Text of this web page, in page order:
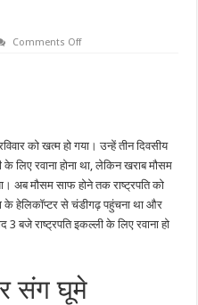
Comments Offon
को खत्म हो गया। उन्हें तीन दिवसीय
लिए रवाना होना था, लेकिन खराब मौसम
अब मौसम साफ होने तक राष्ट्रपति को
के हेलिकॉप्टर से चंडीगढ़ पहुंचना था और
बजे राष्ट्रपति इकल्ली के लिए रवाना हो
संग घूमे